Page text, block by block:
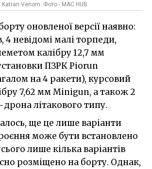
Katran Venom. Фото - MAC HUB
оновленої версії наявно:
4 невідомі малі торпеди,
калібру 12,7 мм
ПЗРК Piorun
на 4 ракети), курсовий
7,62 мм Minigun, а також 2
літакового типу.
ще це лише варіанти
може бути встановлено
лише кілька варіантів
розміщено на борту. Однак,